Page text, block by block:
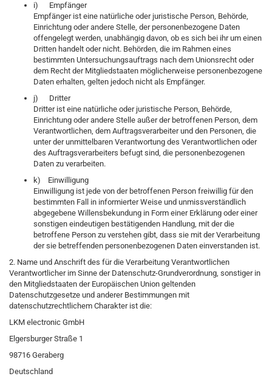
i) Empfänger
Empfänger ist eine natürliche oder juristische Person, Behörde,
Einrichtung oder andere Stelle, der personenbezogene Daten
offengelegt werden, unabhängig davon, ob es sich bei ihr um einen
Dritten handelt oder nicht. Behörden, die im Rahmen eines
bestimmten Untersuchungsauftrags nach dem Unionsrecht oder
dem Recht der Mitgliedstaaten möglicherweise personenbezogene
Daten erhalten, gelten jedoch nicht als Empfänger.
j) Dritter
Dritter ist eine natürliche oder juristische Person, Behörde,
Einrichtung oder andere Stelle außer der betroffenen Person, dem
Verantwortlichen, dem Auftragsverarbeiter und den Personen, die
unter der unmittelbaren Verantwortung des Verantwortlichen oder
des Auftragsverarbeiters befugt sind, die personenbezogenen
Daten zu verarbeiten.
k) Einwilligung
Einwilligung ist jede von der betroffenen Person freiwillig für den
bestimmten Fall in informierter Weise und unmissverständlich
abgegebene Willensbekundung in Form einer Erklärung oder einer
sonstigen eindeutigen bestätigenden Handlung, mit der die
betroffene Person zu verstehen gibt, dass sie mit der Verarbeitung
der sie betreffenden personenbezogenen Daten einverstanden ist.
2. Name und Anschrift des für die Verarbeitung Verantwortlichen
Verantwortlicher im Sinne der Datenschutz-Grundverordnung, sonstiger in
den Mitgliedstaaten der Europäischen Union geltenden
Datenschutzgesetze und anderer Bestimmungen mit
datenschutzrechtlichem Charakter ist die:
LKM electronic GmbH
Elgersburger Straße 1
98716 Geraberg
Deutschland